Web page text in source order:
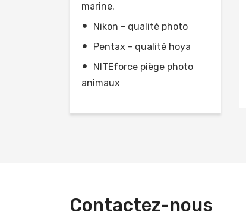
marine.
Nikon - qualité photo
Pentax - qualité hoya
NITEforce piège photo
animaux
Contactez-nous